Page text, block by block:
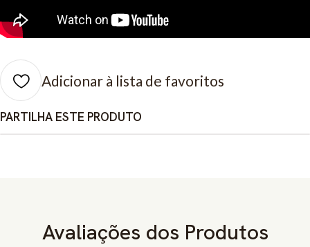
Adicionar à lista de favoritos
PARTILHA ESTE PRODUTO
Avaliações dos Produtos